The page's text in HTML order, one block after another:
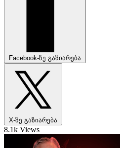
Facebook-ზე გაზიარება
X-ზე გაზიარება
8.1k Views